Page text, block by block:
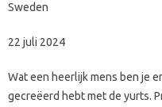
Sweden
22 juli 2024
Wat een heerlijk mens ben je
gecreëerd hebt met de yurts.